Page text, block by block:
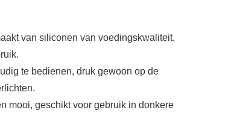
van siliconen van voedingskwaliteit,
te bedienen, druk gewoon op de
mooi, geschikt voor gebruik in donkere